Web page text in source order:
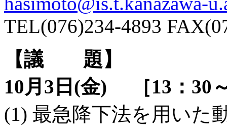
TEL(076)234-4893
【議 題】
10月3日(金) ［13：30
(1) 最急降下法を用いた